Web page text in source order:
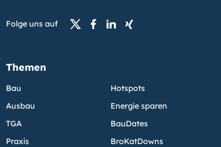
Folge uns auf
Themen
Bau
Ausbau
TGA
Praxis
Hotspots
Energie sparen
BauDates
BroKatDowns